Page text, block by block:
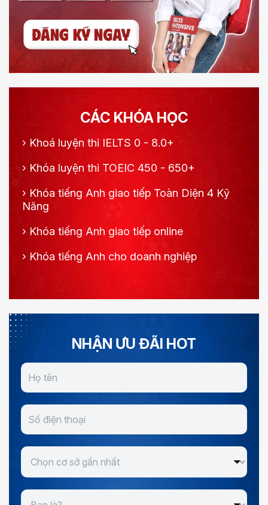
CÁC KHÓA HỌC
› Khoá luyện thi IELTS 0 - 8.0+
› Khóa luyện thi TOEIC 450 - 650+
› Khóa tiếng Anh giao tiếp Toàn Diện 4 Kỹ
Năng
› Khóa tiếng Anh giao tiếp online
› Khóa tiếng Anh cho doanh nghiệp
NHẬN ƯU ĐÃI HOT